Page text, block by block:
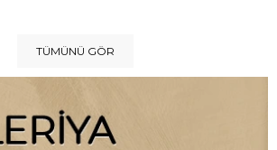
TÜMÜNÜ GÖR